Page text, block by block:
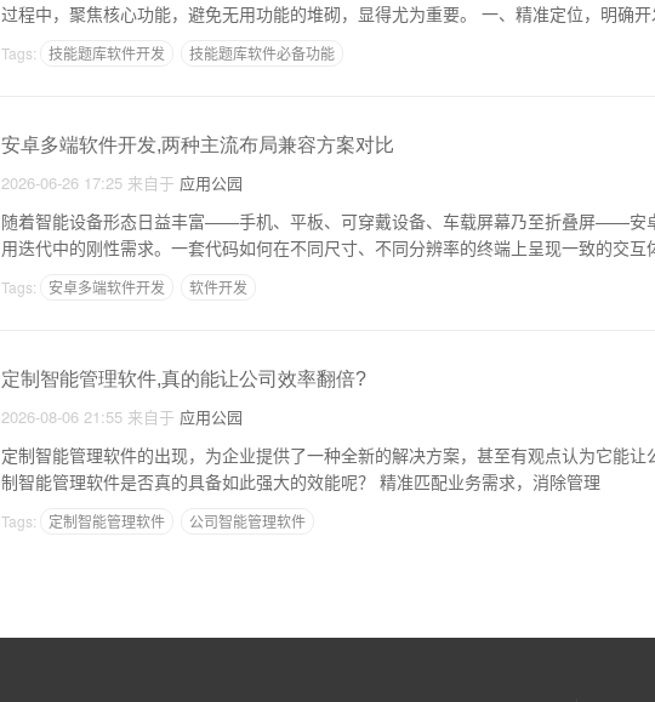
过程中，聚焦核心功能，避免无用功能的堆砌，显得尤为重要。 一、精准定
Tags: 技能题库软件开发 技能题库软件必备功能
安卓多端软件开发,两种主流布局兼容方案对比
2026-06-26 17:25 来自于 应用公园
随着智能设备形态日益丰富——手机、平板、可穿戴设备、车载屏幕乃至折叠屏——安
用迭代中的刚性需求。一套代码如何在不同尺寸、不同分辨率的终端上呈现一致的交互
Tags: 安卓多端软件开发 软件开发
定制智能管理软件,真的能让公司效率翻倍?
2026-08-06 21:55 来自于 应用公园
定制智能管理软件的出现，为企业提供了一种全新的解决方案，甚至有观点认为它能让
制智能管理软件是否真的具备如此强大的效能呢？ 精准匹配业务需求，消除管理
Tags: 定制智能管理软件 公司智能管理软件